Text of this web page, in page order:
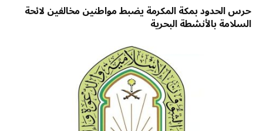
حرس الحدود بمكة المكرمة يضبط مواطنين مخالفين لائحة
السلامة بالأنشطة البحرية